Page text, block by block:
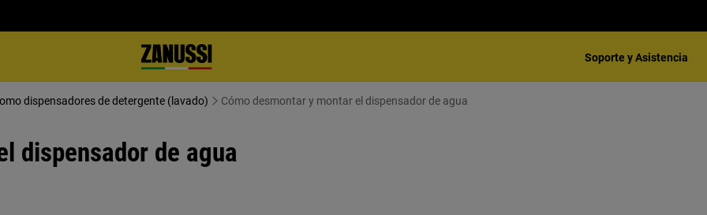
Soporte y Asistencia
dispensadores de detergente (lavado) Cómo desmontar y montar el dispensador de agua
dispensador de agua